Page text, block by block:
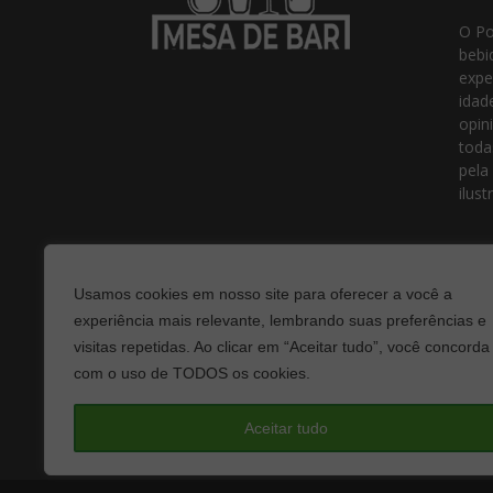
Usamos cookies em nosso site para oferecer a você a
experiência mais relevante, lembrando suas preferências e
visitas repetidas. Ao clicar em “Aceitar tudo”, você concorda
com o uso de TODOS os cookies.
Aceitar tudo
O